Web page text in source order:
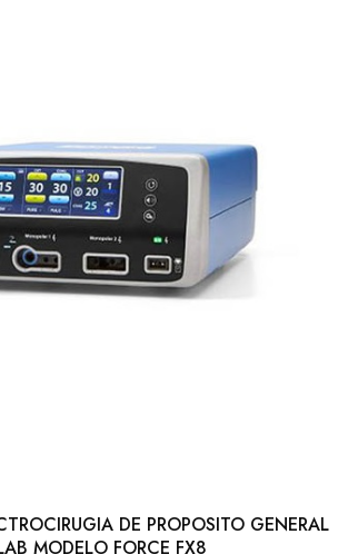
DE PROPOSITO GENERAL
MODELO FORCE FX8